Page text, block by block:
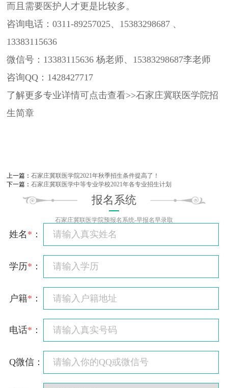
而且需要医护人才更是比较多。
咨询电话：0311-89257025、15383298687 、
13383115636
微信号：13383115636 杨老师、15383298687李老师
咨询QQ：1428427717
了解更多专业详情可点击查看>>石家庄冀联医学院招
生简章
上一篇：石家庄冀联医学院2021年秋季招生条件提高了！
下一篇：石家庄冀联医学中等专业学校2021年各专业招生计划
报名系统
石家庄冀联医学院预报名系统-早报名早录取
姓名 * ：
学历* ：
户籍* ：
电话* ：
Q微信：